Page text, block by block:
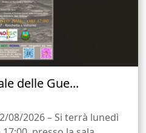
delle Gue...
08/2026 – Si terrà lunedì